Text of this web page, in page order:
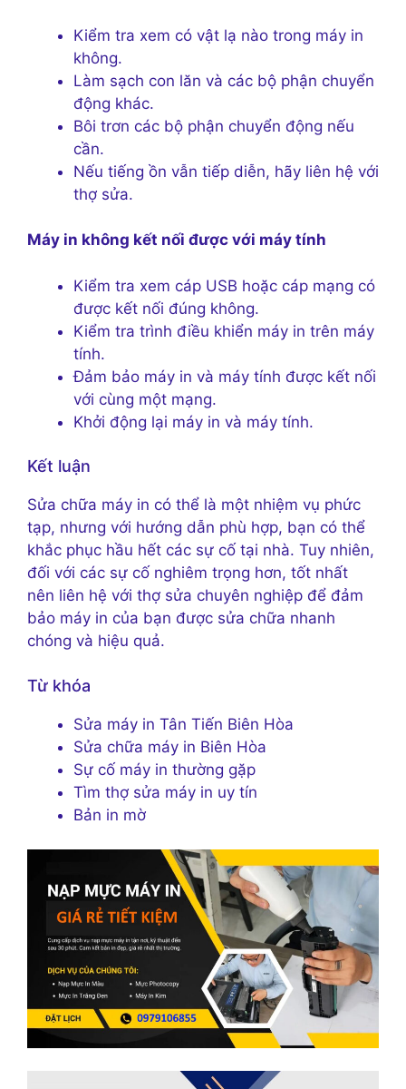
Kiểm tra xem có vật lạ nào trong máy in
không.
Làm sạch con lăn và các bộ phận chuyển
động khác.
Bôi trơn các bộ phận chuyển động nếu
cần.
Nếu tiếng ồn vẫn tiếp diễn, hãy liên hệ với
thợ sửa.
Máy in không kết nối được với máy tính
Kiểm tra xem cáp USB hoặc cáp mạng có
được kết nối đúng không.
Kiểm tra trình điều khiển máy in trên máy
tính.
Đảm bảo máy in và máy tính được kết nối
với cùng một mạng.
Khởi động lại máy in và máy tính.
Kết luận
Sửa chữa máy in có thể là một nhiệm vụ phức
tạp, nhưng với hướng dẫn phù hợp, bạn có thể
khắc phục hầu hết các sự cố tại nhà. Tuy nhiên,
đối với các sự cố nghiêm trọng hơn, tốt nhất
nên liên hệ với thợ sửa chuyên nghiệp để đảm
bảo máy in của bạn được sửa chữa nhanh
chóng và hiệu quả.
Từ khóa
Sửa máy in Tân Tiến Biên Hòa
Sửa chữa máy in Biên Hòa
Sự cố máy in thường gặp
Tìm thợ sửa máy in uy tín
Bản in mờ